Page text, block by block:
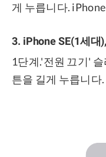
게 누릅니다.
3. iPhone SE(1세대
1단계.'전원 끄기'
튼을 길게 누릅니다.